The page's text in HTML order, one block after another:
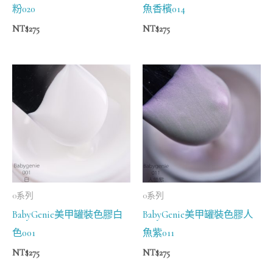
粉020
NT$275
魚香檳014
NT$275
0系列
BabyGenie美甲罐裝色膠白
色001
NT$275
0系列
BabyGenie美甲罐裝色膠人
魚紫011
NT$275